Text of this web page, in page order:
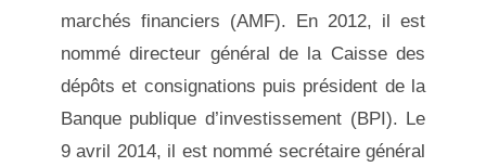
marchés financiers (AMF). En 2012, il est
nommé directeur général de la Caisse des
dépôts et consignations puis président de la
Banque publique d’investissement (BPI). Le
9 avril 2014, il est nommé secrétaire général